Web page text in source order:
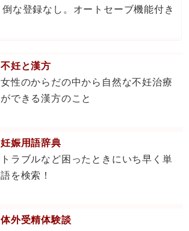
倒な登録なし。オートセーブ機能付き
不妊と漢方
女性のからだの中から自然な不妊治療
ができる漢方のこと
妊娠用語辞典
トラブルなど困ったときにいち早く単
語を検索！
体外受精体験談